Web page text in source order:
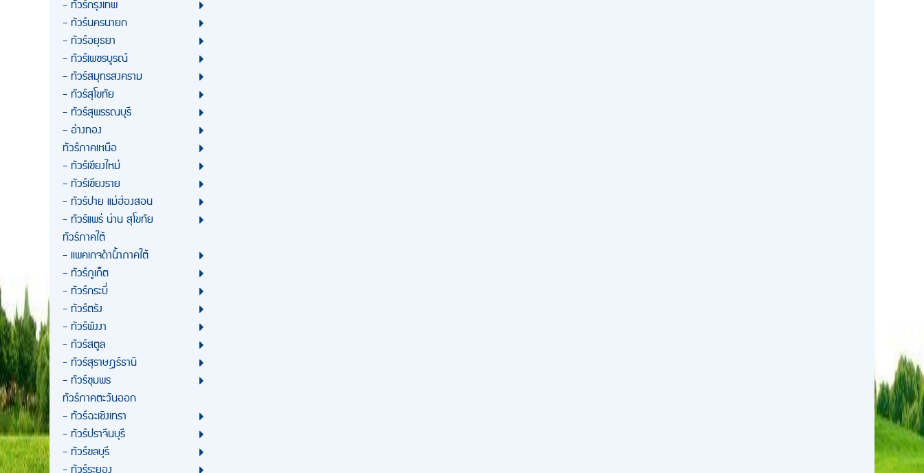
- ทัวร์กรุงเทพ
- ทัวร์นครนายก
- ทัวร์อยุธยา
- ทัวร์เพชรบูรณ์
- ทัวร์สมุทรสงคราม
- ทัวร์สุโขทัย
- ทัวร์สุพรรณบุรี
- อ่างทอง
ทัวร์ภาคเหนือ
- ทัวร์เชียงใหม่
- ทัวร์เชียงราย
- ทัวร์ปาย แม่ฮ่องสอน
- ทัวร์แพร่ น่าน สุโขทัย
ทัวร์ภาคใต้
- แพคเกจดำน้ำภาคใต้
- ทัวร์ภูเก็ต
- ทัวร์กระบี่
- ทัวร์ตรัง
- ทัวร์พังงา
- ทัวร์สตูล
- ทัวร์สุราษฎร์ธานี
- ทัวร์ชุมพร
ทัวร์ภาคตะวันออก
- ทัวร์ฉะเชิงเทรา
- ทัวร์ปราจีนบุรี
- ทัวร์ชลบุรี